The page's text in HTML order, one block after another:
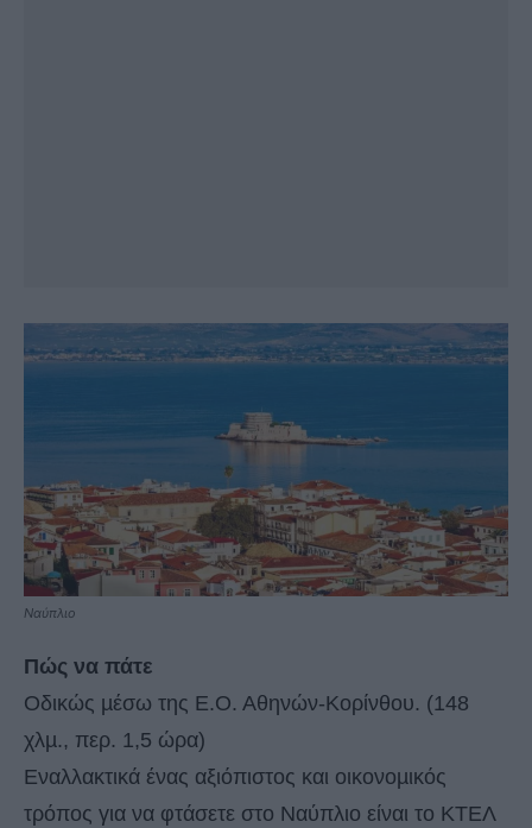
Ναύπλιο
Πώς να πάτε
Οδικώς µέσω της Ε.Ο. Αθηνών-Κορίνθου. (148
χλµ., περ. 1,5 ώρα)
Eναλλακτικά ένας αξιόπιστος και οικονοµικός
τρόπος για να φτάσετε στο Ναύπλιο είναι το ΚΤΕΛ